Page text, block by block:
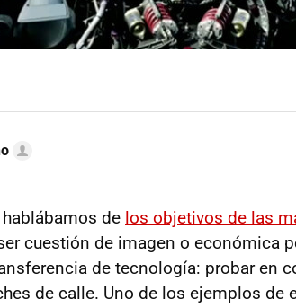
de los objetivos de las
cuestión de imagen o económica
de tecnología: probar en
de calle. Uno de los ejemplos de